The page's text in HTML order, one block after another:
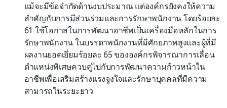
แม้จะมีข้อจำกัดด้านงบประมาณ แต่องค์กรยังคงให้ความ
สำคัญกับการมีส่วนร่วมและการรักษาพนักงาน โดยร้อยละ
61 ใช้โอกาสในการพัฒนาอาชีพเป็นเครื่องมือหลักในการ
รักษาพนักงาน ในบรรดาพนักงานที่มีศักยภาพสูงและผู้ที่มี
ผลงานยอดเยี่ยมร้อยละ 65 ขององค์กรพิจารณาการเลื่อน
ตำแหน่งพิเศษควบคู่ไปกับการพัฒนาความก้าวหน้าใน
อาชีพเพื่อเสริมสร้างแรงจูงใจและรักษาบุคคลที่มีความ
สามารถในระยะยาว